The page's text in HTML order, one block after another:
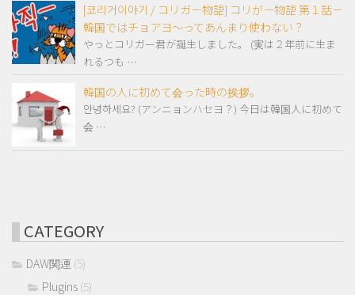
[코리거이야기 / コリガー物語] コリがー物語 第１話－
韓国ではチョアヨ～ってあんまり使わない？
やっとコリガー君が誕生しました。 (実は２年前に生ま
れるつも …
韓国の人に初めて会った時の挨拶。
안녕하세요? (アンニョンハセヨ？) 今日は韓国人に初めて
会 …
CATEGORY
DAW関連 (5)
Plugins (5)